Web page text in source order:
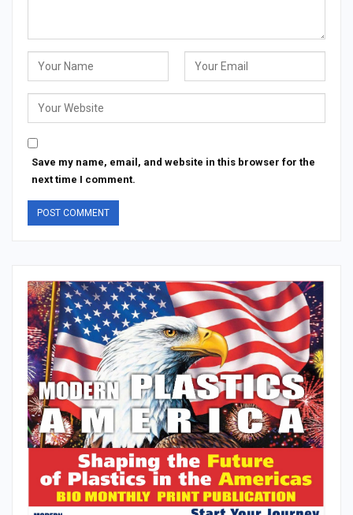
Save my name, email, and website in this browser for the
next time I comment.